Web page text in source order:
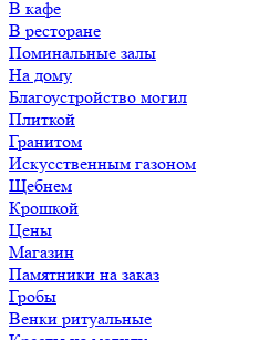
В кафе
В ресторане
Поминальные залы
На дому
Благоустройство могил
Плиткой
Гранитом
Искусственным газоном
Щебнем
Крошкой
Цены
Магазин
Памятники на заказ
Гробы
Венки ритуальные